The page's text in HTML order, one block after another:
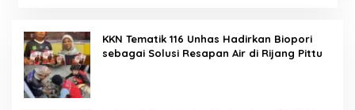
KKN Tematik 116 Unhas Hadirkan Biopori
sebagai Solusi Resapan Air di Rijang Pittu